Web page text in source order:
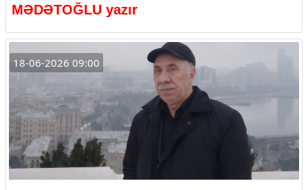
MƏDƏTOĞLU yazır
18-06-2026 09:00